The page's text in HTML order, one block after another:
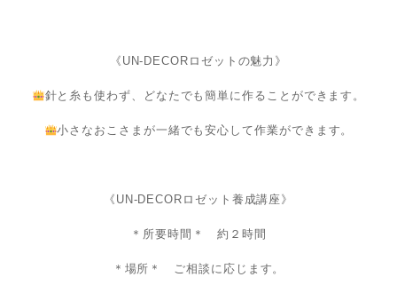
《UN-DECORロゼットの魅力》
針と糸も使わず、どなたでも簡単に作ることができます。
小さなおこさまが一緒でも安心して作業ができます。
《UN-DECORロゼット養成講座》
＊所要時間＊ 約２時間
＊場所＊ ご相談に応じます。